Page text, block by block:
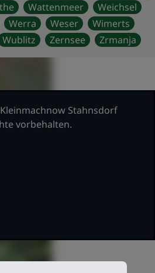
Wattenmeer
Weichsel
Werra Weser
Wimerts
Wublitz Zernsee Zrmanja
Stahnsdorf
vorbehalten.